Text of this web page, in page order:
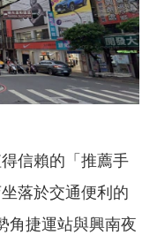
信賴的「推薦手
落於交通便利的
角捷運站與興南夜